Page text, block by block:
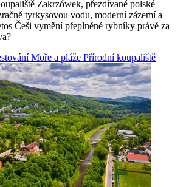
Zakrzówek, přezdívané polské
tyrkysovou vodu, moderní zázemí a
Češi vymění přeplněné rybníky právě za
Moře a pláže Přírodní koupaliště